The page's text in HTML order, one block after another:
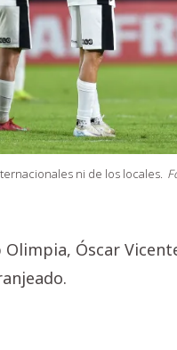
ni de los locales.
Óscar